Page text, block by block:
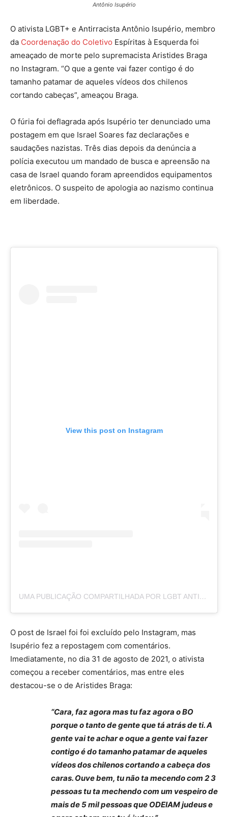
Antônio Isupério
O ativista LGBT+ e Antirracista Antônio Isupério, membro
da Coordenação do Coletivo Espíritas à Esquerda foi
ameaçado de morte pelo supremacista Aristides Braga
no Instagram. “O que a gente vai fazer contigo é do
tamanho patamar de aqueles vídeos dos chilenos
cortando cabeças”, ameaçou Braga.
O fúria foi deflagrada após Isupério ter denunciado uma
postagem em que Israel Soares faz declarações e
saudações nazistas. Três dias depois da denúncia a
polícia executou um mandado de busca e apreensão na
casa de Israel quando foram apreendidos equipamentos
eletrônicos. O suspeito de apologia ao nazismo continua
em liberdade.
View this post on Instagram
UMA PUBLICAÇÃO COMPARTILHADA POR LGBT ANTIRACIST
O post de Israel foi foi excluído pelo Instagram, mas
Isupério fez a repostagem com comentários.
Imediatamente, no dia 31 de agosto de 2021, o ativista
começou a receber comentários, mas entre eles
destacou-se o de Aristides Braga:
“Cara, faz agora mas tu faz agora o BO
porque o tanto de gente que tá atrás de ti. A
gente vai te achar e oque a gente vai fazer
contigo é do tamanho patamar de aqueles
vídeos dos chilenos cortando a cabeça dos
caras. Ouve bem, tu não ta mecendo com 2 3
pessoas tu ta mechendo com um vespeiro de
mais de 5 mil pessoas que ODEIAM judeus e